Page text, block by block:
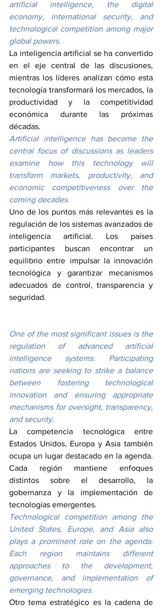
artificial intelligence, the digital
economy, international security, and
technological competition among major
global powers.
La inteligencia artificial se ha convertido
en el eje central de las discusiones,
mientras los líderes analizan cómo esta
tecnología transformará los mercados, la
productividad y la competitividad
económica durante las próximas
décadas.
Artificial intelligence has become the
central focus of discussions as leaders
examine how this technology will
transform markets, productivity, and
economic competitiveness over the
coming decades.
Uno de los puntos más relevantes es la
regulación de los sistemas avanzados de
inteligencia artificial. Los países
participantes buscan encontrar un
equilibrio entre impulsar la innovación
tecnológica y garantizar mecanismos
adecuados de control, transparencia y
seguridad.
One of the most significant issues is the
regulation of advanced artificial
intelligence systems. Participating
nations are seeking to strike a balance
between fostering technological
innovation and ensuring appropriate
mechanisms for oversight, transparency,
and security.
La competencia tecnológica entre
Estados Unidos, Europa y Asia también
ocupa un lugar destacado en la agenda.
Cada región mantiene enfoques
distintos sobre el desarrollo, la
gobernanza y la implementación de
tecnologías emergentes.
Technological competition among the
United States, Europe, and Asia also
plays a prominent role on the agenda.
Each region maintains different
approaches to the development,
governance, and implementation of
emerging technologies.
Otro tema estratégico es la cadena de